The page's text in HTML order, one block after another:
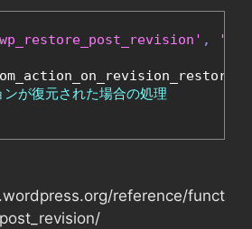
,
が復元された場合の処理
reference/funct